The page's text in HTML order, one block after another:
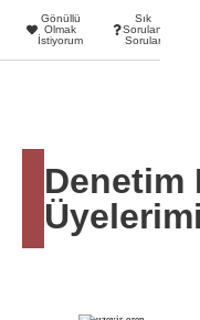
Gönüllü
Olmak
İstiyorum
Sık
Sorulan
Sorular
Denetim